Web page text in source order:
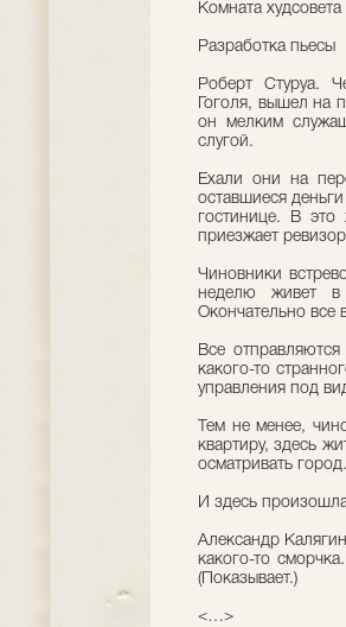
Комната худсовета
Разработка пьесы
Роберт Стуруа.
Гоголя, вышел на
он мелким
слугой.
Ехали они на
оставшиеся
гостинице. В
приезжает
Чиновники
неделю живет в
Окончательно все
Все
какого-то
управления под
Тем не менее,
квартиру, здесь
осматривать город.
И здесь
Александр
какого-то
(Показывает.)
<…>